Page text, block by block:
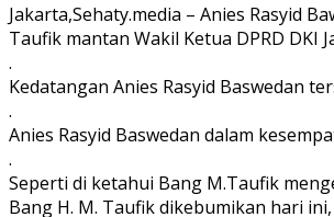
Jakarta,Sehaty.media – Anies Rasyid
Taufik mantan Wakil Ketua DPRD DKI
.
Kedatangan Anies Rasyid Baswedan
.
Anies Rasyid Baswedan dalam
.
Seperti di ketahui Bang M.Taufik
Bang H. M. Taufik dikebumikan hari